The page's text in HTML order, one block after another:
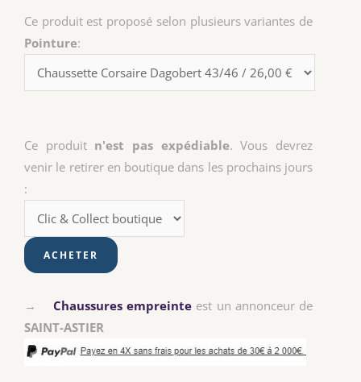
Ce produit est proposé selon plusieurs variantes de
Pointure:
Ce produit n'est pas expédiable. Vous devrez
venir le retirer en boutique dans les prochains jours
:
→ Chaussures empreinte est un annonceur de
SAINT-ASTIER